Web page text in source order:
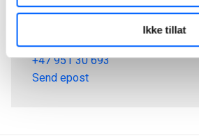
Ikke tillat
Manager, Media Relations Norway,
+47 951 30 693
Send epost